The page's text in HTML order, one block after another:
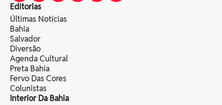
Editorias
Últimas Notícias
Bahia
Salvador
Diversão
Agenda Cultural
Preta Bahia
Fervo Das Cores
Colunistas
Interior Da Bahia